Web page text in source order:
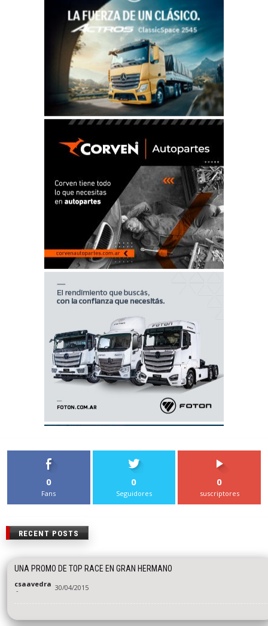
0
Fans
0
Seguidores
0
suscriptores
RECENT POSTS
UNA PROMO DE TOP RACE EN GRAN HERMANO
csaavedra
- 30/04/2015